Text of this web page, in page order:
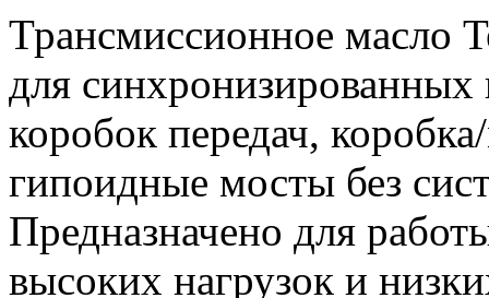
Трансмиссионное масло
для
коробок передач,
гипоидные мосты без
Предназначено для
высоких нагрузок и